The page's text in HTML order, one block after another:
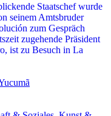
Staatschef wurde
seinem Amtsbruder
zum Gespräch
zugehende Präsident
ist zu Besuch in La